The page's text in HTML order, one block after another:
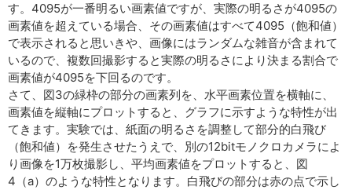
す。4095が一番明るい画素値ですが、実際の明るさが4095の
画素値を超えている場合、その画素値はすべて4095（飽和値）
で表示されると思いきや、画像にはランダムな雑音が含まれて
いるので、複数回撮影すると実際の明るさにより決まる割合で
画素値が4095を下回るのです。
さて、図3の緑枠の部分の画素列を、水平画素位置を横軸に、
画素値を縦軸にプロットすると、グラフに示すような特性が出
てきます。実験では、紙面の明るさを調整して部分的白飛び
（飽和値）を発生させたうえで、別の12bitモノクロカメラによ
り画像を1万枚撮影し、平均画素値をプロットすると、図
4（a）のような特性となります。白飛びの部分は赤の点で示し